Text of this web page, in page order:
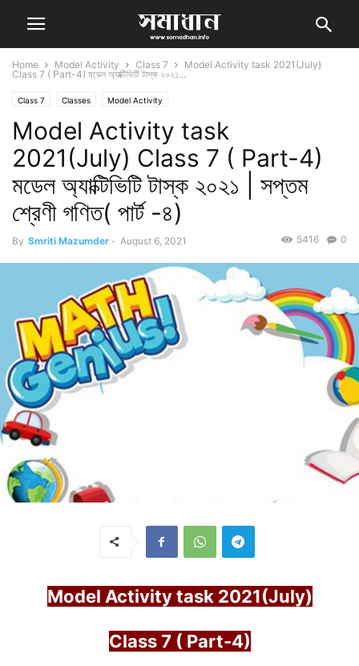
Home Model Activity Class 7
Model Activity task 2021(July)
Class 7 ( Part-4) মডেল অ্যাক্টিভিটি টাস্ক ২০২১...
Class 7 Classes Model Activity
Model Activity task
2021(July) Class 7 ( Part-4)
মডেল অ্যাক্টিভিটি টাস্ক ২০২১ | সপ্তম
শ্রেণী গণিত( পার্ট -৪)
By Smriti Mazumder - August 6, 2021 0
5416
Model Activity task 2021(July)
Class 7 ( Part-4)